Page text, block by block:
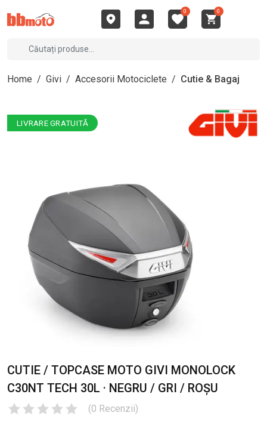
0 0
Home / Givi / Accesorii Motociclete / Cutie & Bagaj
LIVRARE GRATUITĂ
CUTIE / TOPCASE MOTO GIVI MONOLOCK
C30NT TECH 30L · NEGRU / GRI / ROȘU
(0 Recenzii)